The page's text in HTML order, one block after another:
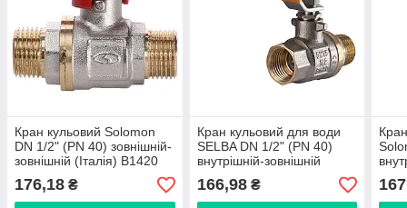
Кран кульовий Solomon
DN 1/2" (PN 40) зовнішній-
зовнішній (Італія) B1420
176,18 ₴
Кран кульовий для води
SELBA DN 1/2" (PN 40)
внутрішній-зовнішній
B1002
166,98₴